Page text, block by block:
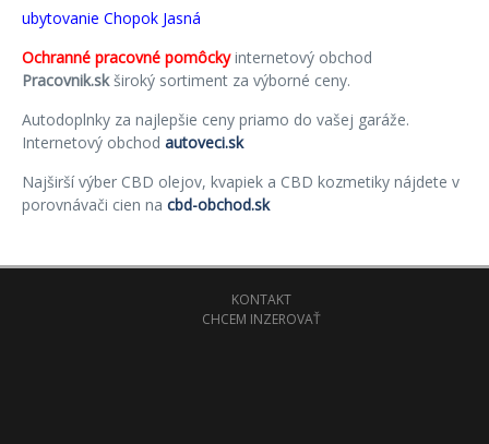
ubytovanie Chopok Jasná
Ochranné pracovné pomôckyinternetový obchod
Pracovnik.skširoký sortiment za výborné ceny.
Autodoplnky za najlepšie ceny priamo do vašej garáže.
Internetový obchod autoveci.sk
Najširší výber CBD olejov, kvapiek a CBD kozmetiky nájdete v
porovnávači cien na cbd-obchod.sk
KONTAKT
CHCEM INZEROVAŤ